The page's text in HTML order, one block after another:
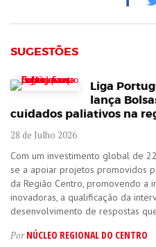
SUGESTÕES
Liga
lança
cuidados paliativos na
28 de Julho 2026
Com um investimento global de
se a apoiar projetos promovidos
da Região Centro, promovendo a
inovadoras, a qualificação da
desenvolvimento de respostas
PorNÚCLEO REGIONAL DO CENTRO